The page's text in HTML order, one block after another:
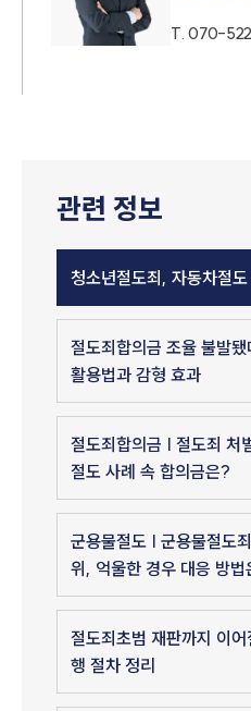
T.070-
관련 정보
청소년절도죄, 자동차절
절도죄합의금 조율 불발
활용법과 감형 효과
절도죄합의금 | 절도죄 처
절도 사례 속 합의금은?
군용물절도 | 군용물절도
위, 억울한 경우 대응 방법
절도죄초범 재판까지 이
행 절차 정리